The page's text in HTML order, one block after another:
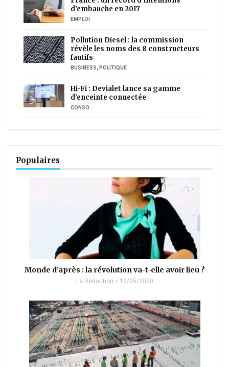
d’embauche en 2017
EMPLOI
Pollution Diesel : la commission
révèle les noms des 8 constructeurs
fautifs
BUSINESS POLITIQUE
Hi-Fi : Devialet lance sa gamme
d’enceinte connectée
CONSO
Populaires
Monde d’après : la révolution va-t-elle avoir lieu ?
La Rédaction 12/05/2020